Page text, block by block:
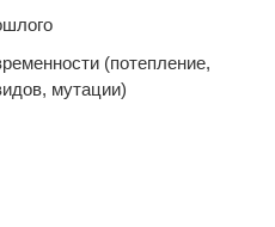
(потепление,
мутации)